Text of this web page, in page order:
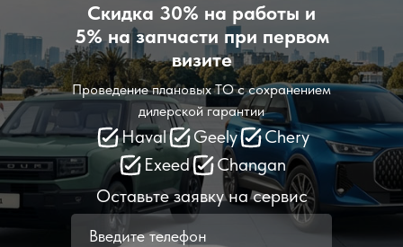
Скидка 30% на работы и
5% на запчасти при первом
визите
Проведение плановых ТО с сохранением
дилерской гарантии
Haval Geely
Chery
Exeed
Changan
Оставьте заявку на сервис